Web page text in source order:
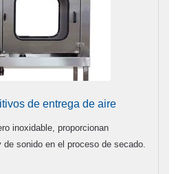
de entrega de aire
inoxidable, proporcionan
sonido en el proceso de secado.